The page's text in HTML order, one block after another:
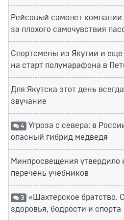
Рейсовый самолет компании
за плохого самочувствия
Спортсмены из Якутии и еще
на старт полумарафона в
Для Якутска этот день
звучание
4 Угроза с севера: в
опасный гибрид медведя
Минпросвещения
перечень учебников
3 «Шахтерское братство.
здоровья, бодрости и спорта